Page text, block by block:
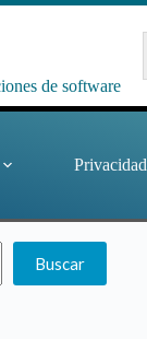
de software
Privacidad
Buscar